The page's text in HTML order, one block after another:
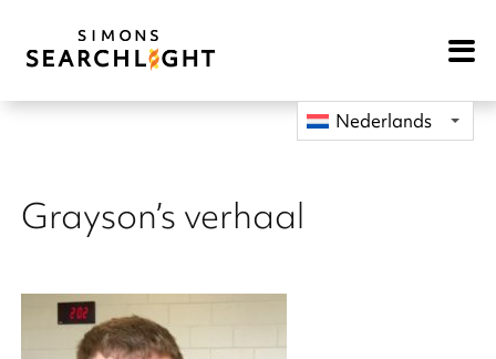
Open
Nederlands
Grayson’s verhaal